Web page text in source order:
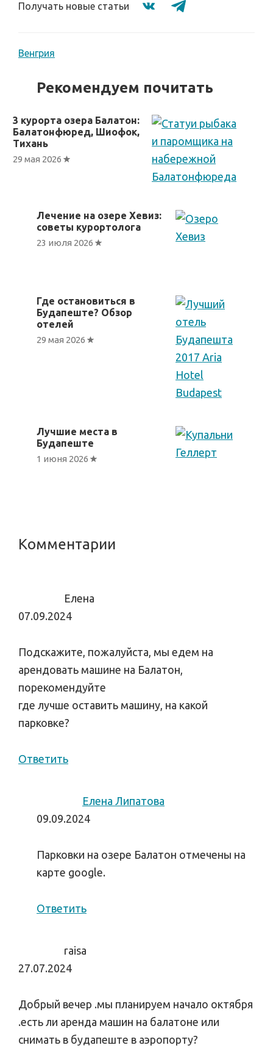
Получать новые статьи
Венгрия
Рекомендуем почитать
3 курорта озера Балатон:
Балатонфюред, Шиофок,
Тихань
29 мая 2026
Лечение на озере Хевиз:
советы курортолога
23 июля 2026
Где остановиться в
Будапеште? Обзор
отелей
29 мая 2026
Лучшие места в
Будапеште
1 июня 2026
Reader
Комментарии
Елена
07.09.2024
Подскажите, пожалуйста, мы едем на
арендовать машине на Балатон,
порекомендуйте
где лучше оставить машину, на какой
парковке?
Ответить
Елена Липатова
09.09.2024
Парковки на озере Балатон отмечены на
карте google.
Ответить
raisa
27.07.2024
Добрый вечер .мы планируем начало октября
.есть ли аренда машин на балатоне или
снимать в будапеште в аэропорту?